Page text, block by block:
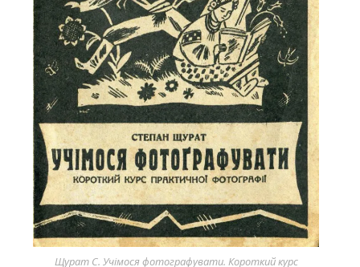
Щурат С. Учімося фотографувати. Короткий курс